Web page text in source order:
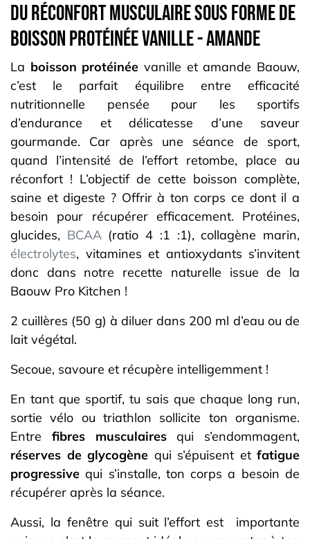
Du réconfort musculaire sous forme de
boisson protéinée vanille - amande
La boisson protéinéevanille et amande Baouw,
c’est le parfait équilibre entre efficacité
nutritionnelle pensée pour les sportifs
d’endurance et délicatesse d’une saveur
gourmande. Car après une séance de sport,
quand l’intensité de l’effort retombe, place au
réconfort ! L’objectif de cette boisson complète,
saine et digeste ? Offrir à ton corps ce dont il a
besoin pour récupérer efficacement. Protéines,
glucides, BCAA(ratio 4 :1 :1), collagène marin,
électrolytes, vitamines et antioxydants s’invitent
donc dans notre recette naturelle issue de la
Baouw Pro Kitchen !
2 cuillères (50 g) à diluer dans 200 ml d’eau ou de
lait végétal.
Secoue, savoure et récupère intelligemment !
En tant que sportif, tu sais que chaque long run,
sortie vélo ou triathlon sollicite ton organisme.
Entre fibres musculairesqui s’endommagent,
réserves de glycogène qui s’épuisent etfatigue
progressivequi s’installe, ton corps a besoin de
récupérer après la séance.
Aussi, la fenêtre qui suit l’effort est importante